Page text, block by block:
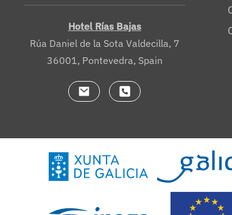
Hotel Rías Bajas
Rúa Daniel de la Sota Valdecilla, 7
36001, Pontevedra, Spain